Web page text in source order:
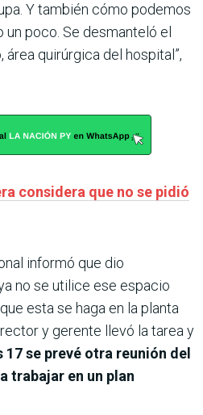
Y también cómo podemos
poco. Se desmanteló el
quirúrgica del hospital”,
considera que no se pidió
informó que dio
no se utilice ese espacio
esta se haga en la planta
y gerente llevó la tarea y
se prevé otra reunión del
trabajar en un plan